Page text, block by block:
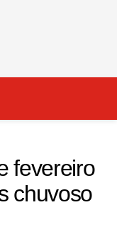
fevereiro
chuvoso